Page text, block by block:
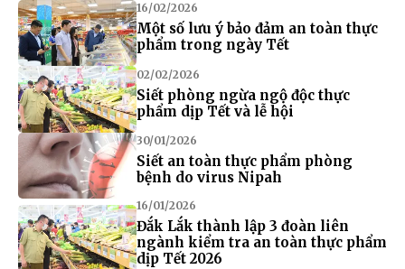
16/02/2026
Một số lưu ý bảo đảm an toàn thực
phẩm trong ngày Tết
02/02/2026
Siết phòng ngừa ngộ độc thực
phẩm dịp Tết và lễ hội
30/01/2026
Siết an toàn thực phẩm phòng
bệnh do virus Nipah
16/01/2026
Đắk Lắk thành lập 3 đoàn liên
ngành kiểm tra an toàn thực phẩm
dịp Tết 2026